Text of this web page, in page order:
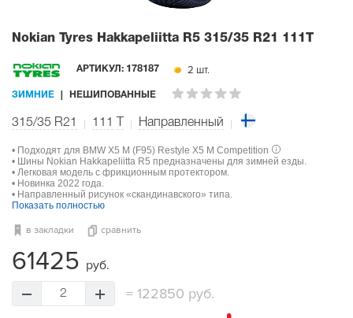
Nokian Tyres Hakkapeliitta R5 315/35 R21 111T
АРТИКУЛ: 178187 2 шт.
ЗИМНИЕ НЕШИПОВАННЫЕ
315/35 R21 111 Направленный
• Подходят для BMW X5 M (F95) Restyle X5 M Competition
• Шины Nokian Hakkapeliitta R5 предназначены для зимней езды.
• Легковая модель с фрикционным протектором.
• Новинка 2022 года.
• Направленный рисунок «скандинавского» типа.
Показать полностью
в закладки сравнить
61425 руб.
2 =122850 руб.